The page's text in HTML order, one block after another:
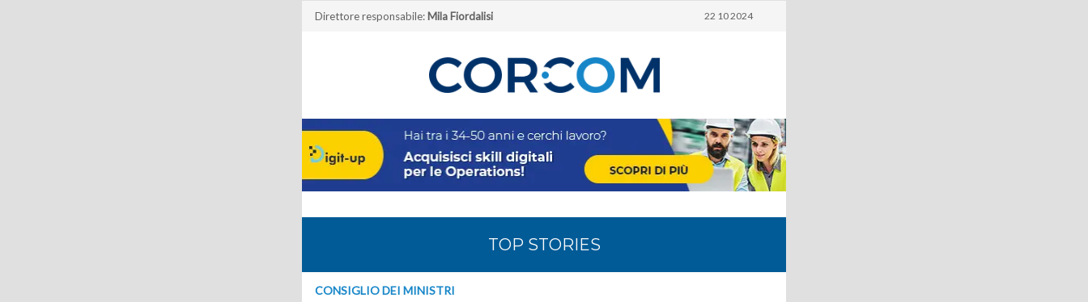
Direttore responsabile: Mila Fiordalisi 22 10 2024
TOP STORIES
CONSIGLIO DEI MINISTRI